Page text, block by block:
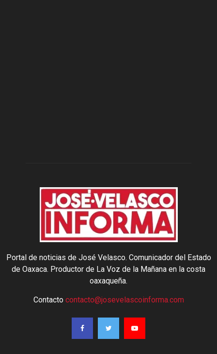
Portal de noticias de José Velasco. Comunicador del Estado
de Oaxaca. Productor de La Voz de la Mañana en la costa
oaxaqueña.
Contacto contacto@josevelascoinforma.com